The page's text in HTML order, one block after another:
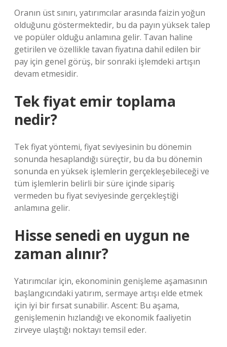
Oranın üst sınırı, yatırımcılar arasında faizin yoğun
olduğunu göstermektedir, bu da payın yüksek talep
ve popüler olduğu anlamına gelir. Tavan haline
getirilen ve özellikle tavan fiyatına dahil edilen bir
pay için genel görüş, bir sonraki işlemdeki artışın
devam etmesidir.
Tek fiyat emir toplama
nedir?
Tek fiyat yöntemi, fiyat seviyesinin bu dönemin
sonunda hesaplandığı süreçtir, bu da bu dönemin
sonunda en yüksek işlemlerin gerçekleşebileceği ve
tüm işlemlerin belirli bir süre içinde sipariş
vermeden bu fiyat seviyesinde gerçekleştiği
anlamına gelir.
Hisse senedi en uygun ne
zaman alınır?
Yatırımcılar için, ekonominin genişleme aşamasının
başlangıcındaki yatırım, sermaye artışı elde etmek
için iyi bir fırsat sunabilir. Ascent: Bu aşama,
genişlemenin hızlandığı ve ekonomik faaliyetin
zirveye ulaştığı noktayı temsil eder.